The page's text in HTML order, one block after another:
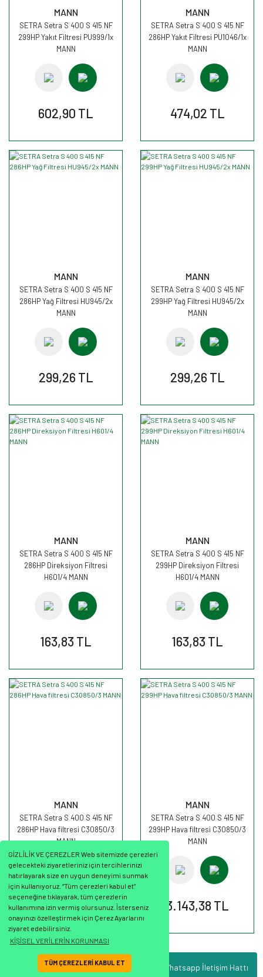
GİZLİLİK VE ÇEREZLER Web sitemizde çerezleri
gelecekteki ziyaretleriniz için tercihlerinizi
hatırlayarak size en uygun deneyimi sunmak
için kullanıyoruz. “Tüm çerezleri kabul et”
seçeneğine tıklayarak, tüm çerezlerin
kullanımına izin vermiş olursunuz. İsterseniz
onayınızı özelleştirmek için Çerez Ayarlarını
ziyaret edebilirsiniz.
KİŞİSEL VERİLERİN KORUNMASI
TÜM ÇEREZLERİ KABUL ET Whatsapp İletişim Hattı
MANN
SETRA Setra S 400 S 415 NF
299HP Yakıt Filtresi PU999/1x
MANN
602,90 TL
MANN
SETRA Setra S 400 S 415 NF
286HP Yakıt Filtresi PU1046/1x
MANN
474,02 TL
MANN
SETRA Setra S 400 S 415 NF
286HP Yağ Filtresi HU945/2x
MANN
299,26 TL
MANN
SETRA Setra S 400 S 415 NF
299HP Yağ Filtresi HU945/2x
MANN
299,26 TL
MANN
SETRA Setra S 400 S 415 NF
286HP Direksiyon Filtresi
H601/4 MANN
163,83 TL
MANN
SETRA Setra S 400 S 415 NF
299HP Direksiyon Filtresi
H601/4 MANN
163,83 TL
MANN
SETRA Setra S 400 S 415 NF
286HP Hava filtresi C30850/3
MANN
3.143,38 TL
MANN
SETRA Setra S 400 S 415 NF
299HP Hava filtresi C30850/3
MANN
3.143,38 TL